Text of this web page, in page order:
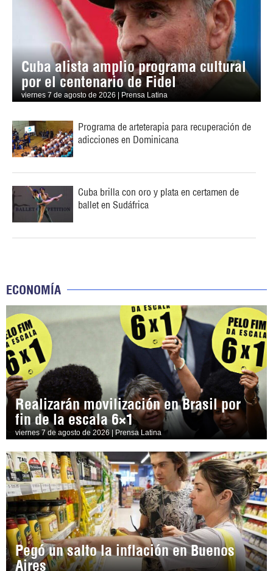
Cuba alista amplio programa cultural
por el centenario de Fidel
viernes 7 de agosto de 2026 | Prensa Latina
Programa de arteterapia para recuperación de
adicciones en Dominicana
Cuba brilla con oro y plata en certamen de
ballet en Sudáfrica
ECONOMÍA
Realizarán movilización en Brasil por
fin de la escala 6×1
viernes 7 de agosto de 2026 | Prensa Latina
Pegó un salto la inflación en Buenos
Aires